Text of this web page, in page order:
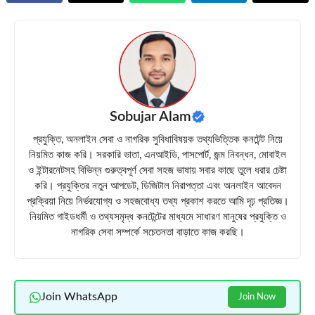
Sobujar Alam
প্রযুক্তি, অনলাইন সেবা ও নাগরিক সুবিধাবিষয়ক তথ্যভিত্তিক কনটেন্ট নিয়ে
নিয়মিত কাজ করি। সরকারি ভাতা, এনআইডি, পাসপোর্ট, জন্ম নিবন্ধন, মোবাইল
ও ইন্টারনেটসহ বিভিন্ন গুরুত্বপূর্ণ সেবা সহজ ভাষায় সবার কাছে তুলে ধরার চেষ্টা
করি। প্রযুক্তির নতুন আপডেট, ডিজিটাল নিরাপত্তা এবং অনলাইন আবেদন
প্রক্রিয়া নিয়ে নির্ভরযোগ্য ও সহজবোধ্য তথ্য প্রকাশ করতে আমি দৃঢ় প্রতিজ্ঞ।
নিয়মিত গাইডধর্মী ও তথ্যসমৃদ্ধ কনটেন্টের মাধ্যমে সাধারণ মানুষের প্রযুক্তি ও
নাগরিক সেবা সম্পর্কে সচেতনতা বাড়াতে কাজ করছি।
Join WhatsApp Join Now